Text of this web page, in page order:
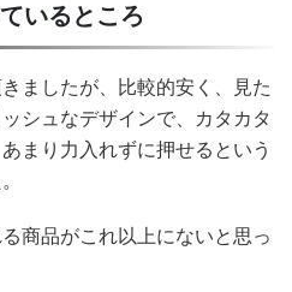
いるところ
ましたが、比較的安く、見た
シュなデザインで、カタカタ
まり力入れずに押せるという
商品がこれ以上にないと思っ